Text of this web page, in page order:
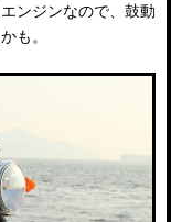
ンジンなので、鼓動
も。